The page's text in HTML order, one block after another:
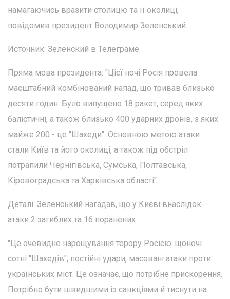
намагаючись вразити столицю та її околиці,
повідомив президент Володимир Зеленський.
Источник: Зеленский в Телеграме
Пряма мова президента: "Цієї ночі Росія провела
масштабний комбінований напад, що тривав близько
десяти годин. Було випущено 18 ракет, серед яких
балістичні, а також близько 400 ударних дронів, з яких
майже 200 - це "Шахеди". Основною метою атаки
стали Київ та його околиці, а також під обстріл
потрапили Чернігівська, Сумська, Полтавська,
Кіровоградська та Харківська області".
Деталі: Зеленський нагадав, що у Києві внаслідок
атаки 2 загиблих та 16 поранених.
"Це очевидне нарощування терору Росією: щоночі
сотні "Шахедів", постійні удари, масовані атаки проти
українських міст. Це означає, що потрібне прискорення.
Потрібно бути швидшими із санкціями й тиснути на